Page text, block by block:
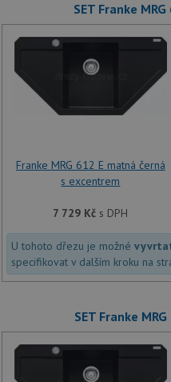
SET Franke
Franke MRG 612 E matná černá
s excentrem
7 729 Kč s DPH
U tohoto dřezu je možné
specifikovat v dalším kroku na
SET Franke